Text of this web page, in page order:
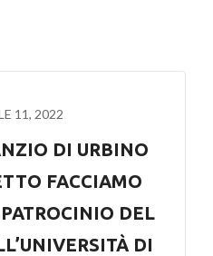
11, 2022
DI URBINO
FACCIAMO
DEL
DI